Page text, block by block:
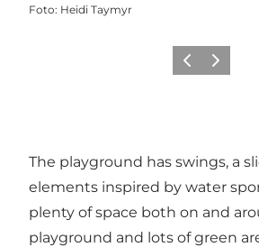
Foto: Heidi Taymyr
Föregående
Nästa
The playground has swings, a
elements inspired by water
plenty of space both on and
playground and lots of green